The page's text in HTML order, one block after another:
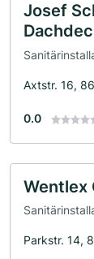
Josef
Axtstr. 16,
0.0
Wentlex
Parkstr. 14,